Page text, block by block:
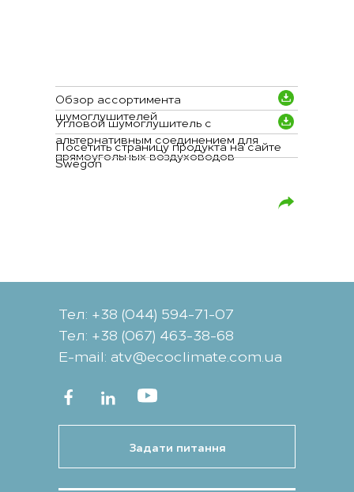
Обзор ассортимента
шумоглушителей
Угловой шумоглушитель c
альтернативным соединением для
прямоугольных воздуховодов
Посетить страницу продукта на сайте
Swegon
Тел: +38 (044) 594-71-07
Тел: +38 (067) 463-38-68
Е-mail: atv@ecoclimate.com.ua
Задати питання